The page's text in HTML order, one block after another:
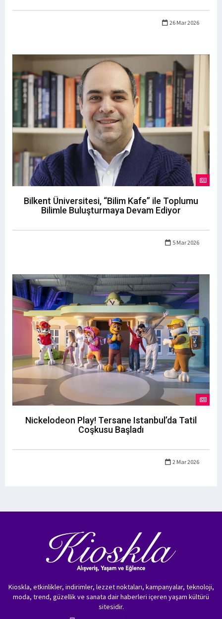
26 Mar 2026
Bilkent Üniversitesi, “Bilim Kafe” ile Toplumu
Bilimle Buluşturmaya Devam Ediyor
5 Mar 2026
Nickelodeon Play! Tersane Istanbul’da Tatil
Coşkusu Başladı
2 Mar 2026
Kioskla, etkinlikler, indirimler, lezzet noktaları, kampanyalar, teknoloji,
moda, trend, güzellik ve sanata dair haberleri içeren yaşam kültürü
sitesidir.